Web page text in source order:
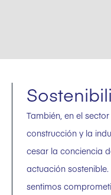
También, en el
construcción y la
cesar la conciencia
actuación sostenible.
sentimos